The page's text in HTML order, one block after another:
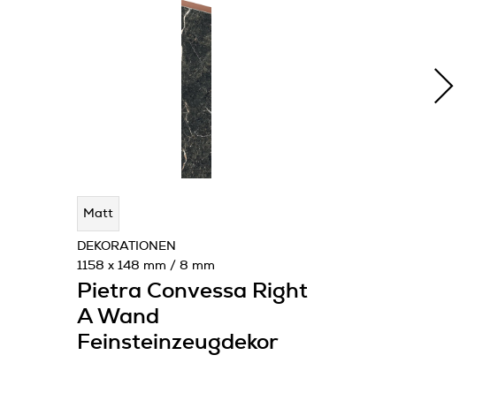
Matt
Pietra Convessa Right
A Wand
Feinsteinzeugdekor
DEKORATIONEN
1158 x 148 mm / 8 mm